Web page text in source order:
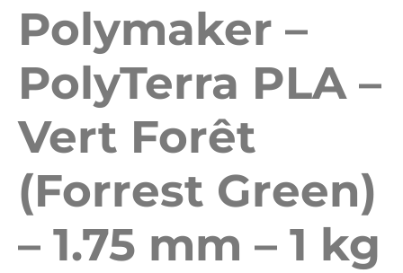
Polymaker –
PolyTerra PLA –
Vert Forêt
(Forrest Green)
– 1.75 mm – 1 kg